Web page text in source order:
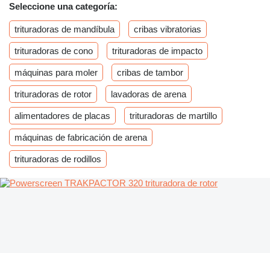
Seleccione una categoría:
trituradoras de mandíbula cribas vibratorias
trituradoras de cono trituradoras de impacto
máquinas para moler cribas de tambor
trituradoras de rotor lavadoras de arena
alimentadores de placas trituradoras de martillo
máquinas de fabricación de arena
trituradoras de rodillos